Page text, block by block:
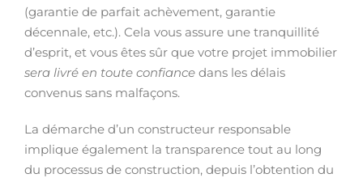
(garantie de parfait achèvement, garantie
décennale, etc.). Cela vous assure une tranquillité
d’esprit, et vous êtes sûr que votre projet immobilier
sera livré en toute confiance dans les délais
convenus sans malfaçons.
La démarche d’un constructeur responsable
implique également la transparence tout au long
du processus de construction, depuis l’obtention du